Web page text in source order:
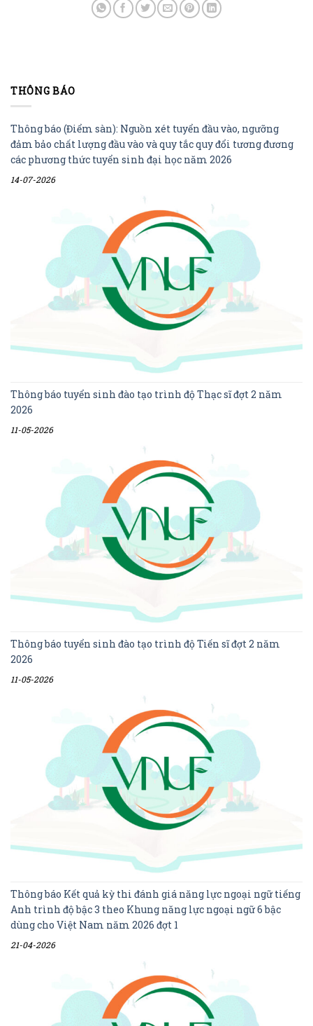
THÔNG BÁO
Thông báo (Điểm sàn): Nguồn xét tuyển đầu vào, ngưỡng
đảm bảo chất lượng đầu vào và quy tắc quy đổi tương đương
các phương thức tuyển sinh đại học năm 2026
14-07-2026
Thông báo tuyển sinh đào tạo trình độ Thạc sĩ đợt 2 năm
2026
11-05-2026
Thông báo tuyển sinh đào tạo trình độ Tiến sĩ đợt 2 năm
2026
11-05-2026
Thông báo Kết quả kỳ thi đánh giá năng lực ngoại ngữ tiếng
Anh trình độ bậc 3 theo Khung năng lực ngoại ngữ 6 bậc
dùng cho Việt Nam năm 2026 đợt 1
21-04-2026